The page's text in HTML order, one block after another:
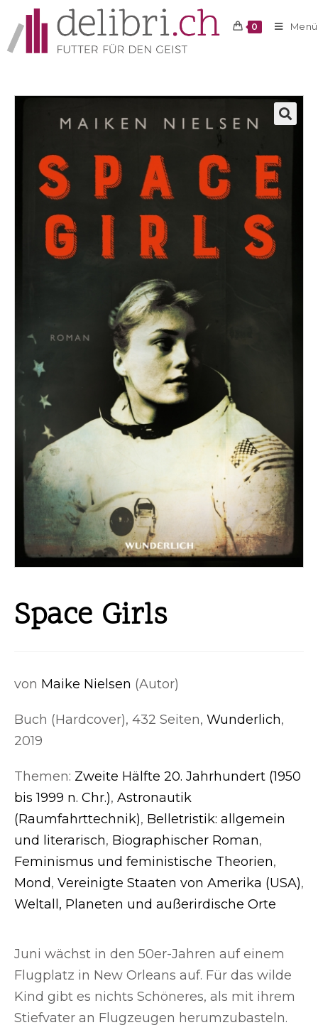
0 Menü
Space Girls
von Maike Nielsen (Autor)
Buch (Hardcover), 432 Seiten, Wunderlich,
2019
Themen: Zweite Hälfte 20. Jahrhundert (1950
bis 1999 n. Chr.), Astronautik
(Raumfahrttechnik), Belletristik: allgemein
und literarisch, Biographischer Roman,
Feminismus und feministische Theorien,
Mond, Vereinigte Staaten von Amerika (USA),
Weltall, Planeten und außerirdische Orte
Juni wächst in den 50er-Jahren auf einem
Flugplatz in New Orleans auf. Für das wilde
Kind gibt es nichts Schöneres, als mit ihrem
Stiefvater an Flugzeugen herumzubasteln.